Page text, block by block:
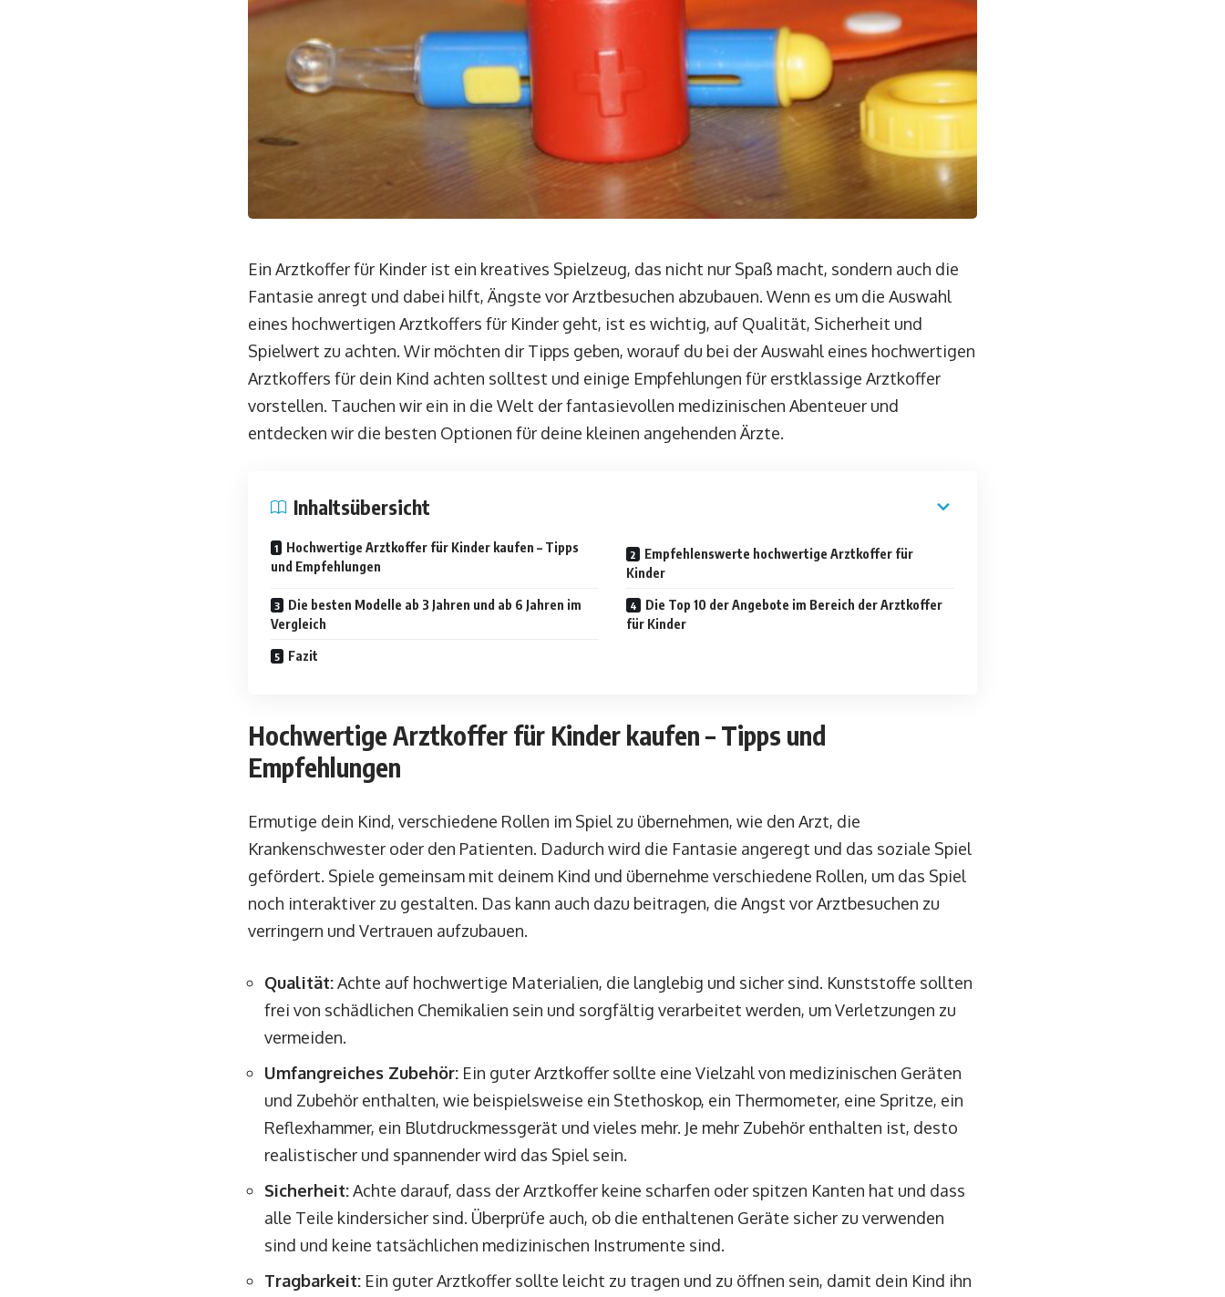
Ein Arztkoffer für Kinder ist ein kreatives Spielzeug, das nicht nur Spaß macht, sondern auch die
Fantasie anregt und dabei hilft, Ängste vor Arztbesuchen abzubauen. Wenn es um die Auswahl
eines hochwertigen Arztkoffers für Kinder geht, ist es wichtig, auf Qualität, Sicherheit und
Spielwert zu achten. Wir möchten dir Tipps geben, worauf du bei der Auswahl eines hochwertigen
Arztkoffers für dein Kind achten solltest und einige Empfehlungen für erstklassige Arztkoffer
vorstellen. Tauchen wir ein in die Welt der fantasievollen medizinischen Abenteuer und
entdecken wir die besten Optionen für deine kleinen angehenden Ärzte.
Inhaltsübersicht
Hochwertige Arztkoffer für Kinder kaufen – Tipps
und Empfehlungen
Empfehlenswerte hochwertige Arztkoffer für
Kinder
Die besten Modelle ab 3 Jahren und ab 6 Jahren im
Vergleich
Die Top 10 der Angebote im Bereich der Arztkoffer
für Kinder
Fazit
Hochwertige Arztkoffer für Kinder kaufen – Tipps und
Empfehlungen
Ermutige dein Kind, verschiedene Rollen im Spiel zu übernehmen, wie den Arzt, die
Krankenschwester oder den Patienten. Dadurch wird die Fantasie angeregt und das soziale Spiel
gefördert. Spiele gemeinsam mit deinem Kind und übernehme verschiedene Rollen, um das Spiel
noch interaktiver zu gestalten. Das kann auch dazu beitragen, die Angst vor Arztbesuchen zu
verringern und Vertrauen aufzubauen.
Qualität:Achte auf hochwertige Materialien, die langlebig und sicher sind. Kunststoffe sollten
frei von schädlichen Chemikalien sein und sorgfältig verarbeitet werden, um Verletzungen zu
vermeiden.
Umfangreiches Zubehör: Ein guter Arztkoffer sollte eine Vielzahl von medizinischen Geräten
und Zubehör enthalten, wie beispielsweise ein Stethoskop, ein Thermometer, eine Spritze, ein
Reflexhammer, ein Blutdruckmessgerät und vieles mehr. Je mehr Zubehör enthalten ist, desto
realistischer und spannender wird das Spiel sein.
Sicherheit:Achte darauf, dass der Arztkoffer keine scharfen oder spitzen Kanten hat und dass
alle Teile kindersicher sind. Überprüfe auch, ob die enthaltenen Geräte sicher zu verwenden
sind und keine tatsächlichen medizinischen Instrumente sind.
Tragbarkeit: Ein guter Arztkoffer sollte leicht zu tragen und zu öffnen sein, damit dein Kind ihn